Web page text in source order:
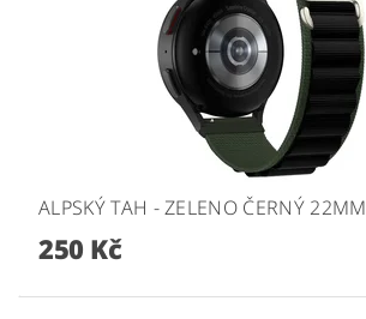
ALPSKÝ TAH - ZELENO ČERNÝ 22MM
250 Kč